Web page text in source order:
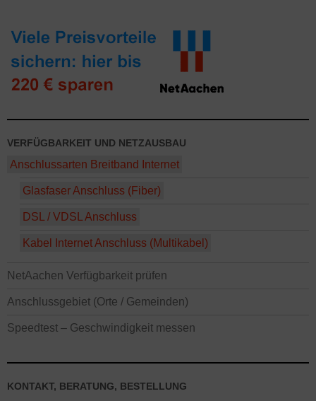
VERFÜGBARKEIT UND NETZAUSBAU
Anschlussarten Breitband Internet
Glasfaser Anschluss (Fiber)
DSL / VDSL Anschluss
Kabel Internet Anschluss (Multikabel)
NetAachen Verfügbarkeit prüfen
Anschlussgebiet (Orte / Gemeinden)
Speedtest – Geschwindigkeit messen
KONTAKT, BERATUNG, BESTELLUNG